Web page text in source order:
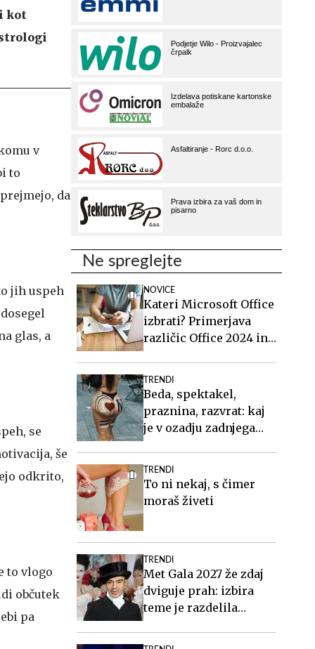
kot
v
to
da
jih uspeh
glas, a
se
še
odkrito,
to vlogo
občutek
pa
Ne spreglejte
NOVICE
Kateri Microsoft Office
izbrati? Primerjava
različic Office 2024 in
TRENDI
Beda, spektakel,
praznina, razvrat: kaj
je v ozadju zadnjega
TRENDI
To ni nekaj, s čimer
moraš živeti
TRENDI
Met Gala 2027 že zdaj
dviguje prah: izbira
teme je razdelila